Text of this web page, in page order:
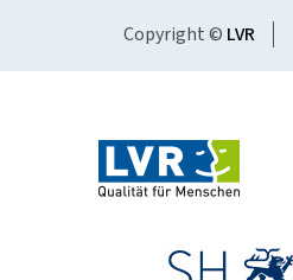
Copyright © LVR